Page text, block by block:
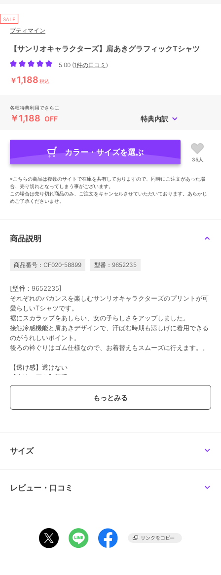
SALE
プティマイン
【サンリオキャラクターズ】肩あきグラフィックTシャツ
5.00 (1件の口コミ )
￥1,188 税込
各種特典利用でさらに
￥1,188 OFF 特典内訳
カラー・サイズを選ぶ
35人
※こちらの商品は複数のサイトで在庫を共有しておりますので、同時にご注文があった場
合、売り切れとなってしまう事がございます。
この場合は売り切れ商品のみ、ご注文をキャンセルさせていただいております。あらかじ
めご了承くださいませ。
商品説明
商品番号：CF020-58899 型番：9652235
[型番：9652235]
それぞれのバカンスを楽しむサンリオキャラクターズのプリントが可
愛らしいTシャツです。
裾にスカラップをあしらい、女の子らしさをアップしました。
接触冷感機能と肩あきデザインで、汗ばむ時期も涼しげに着用できる
のがうれしいポイント。
後ろの衿ぐりはゴム仕様なので、お着替えもスムーズに行えます。。
【透け感】透けない
【生地の厚さ】普通
【伸縮性】あり
【ポケット】なし
クリーム：モデル身長：89cm 着用サイズ：90cm
サックス：モデル身長：89cm 着用サイズ：90cm
ブランド
ー
性別タイプ
ガールズ
サイズ
レビュー・口コミ